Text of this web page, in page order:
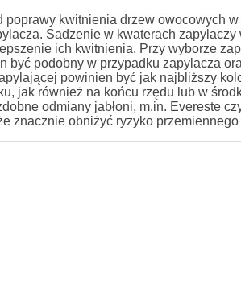
poprawy kwitnienia drzew owocowych w
Sadzenie w kwaterach
ich kwitnienia. Przy wyborze
być podobny w przypadku zapylacza
powinien być jak najbliższy
jak również na końcu rzędu lub w
odmiany jabłoni, m.in. Evereste
znacznie obniżyć ryzyko